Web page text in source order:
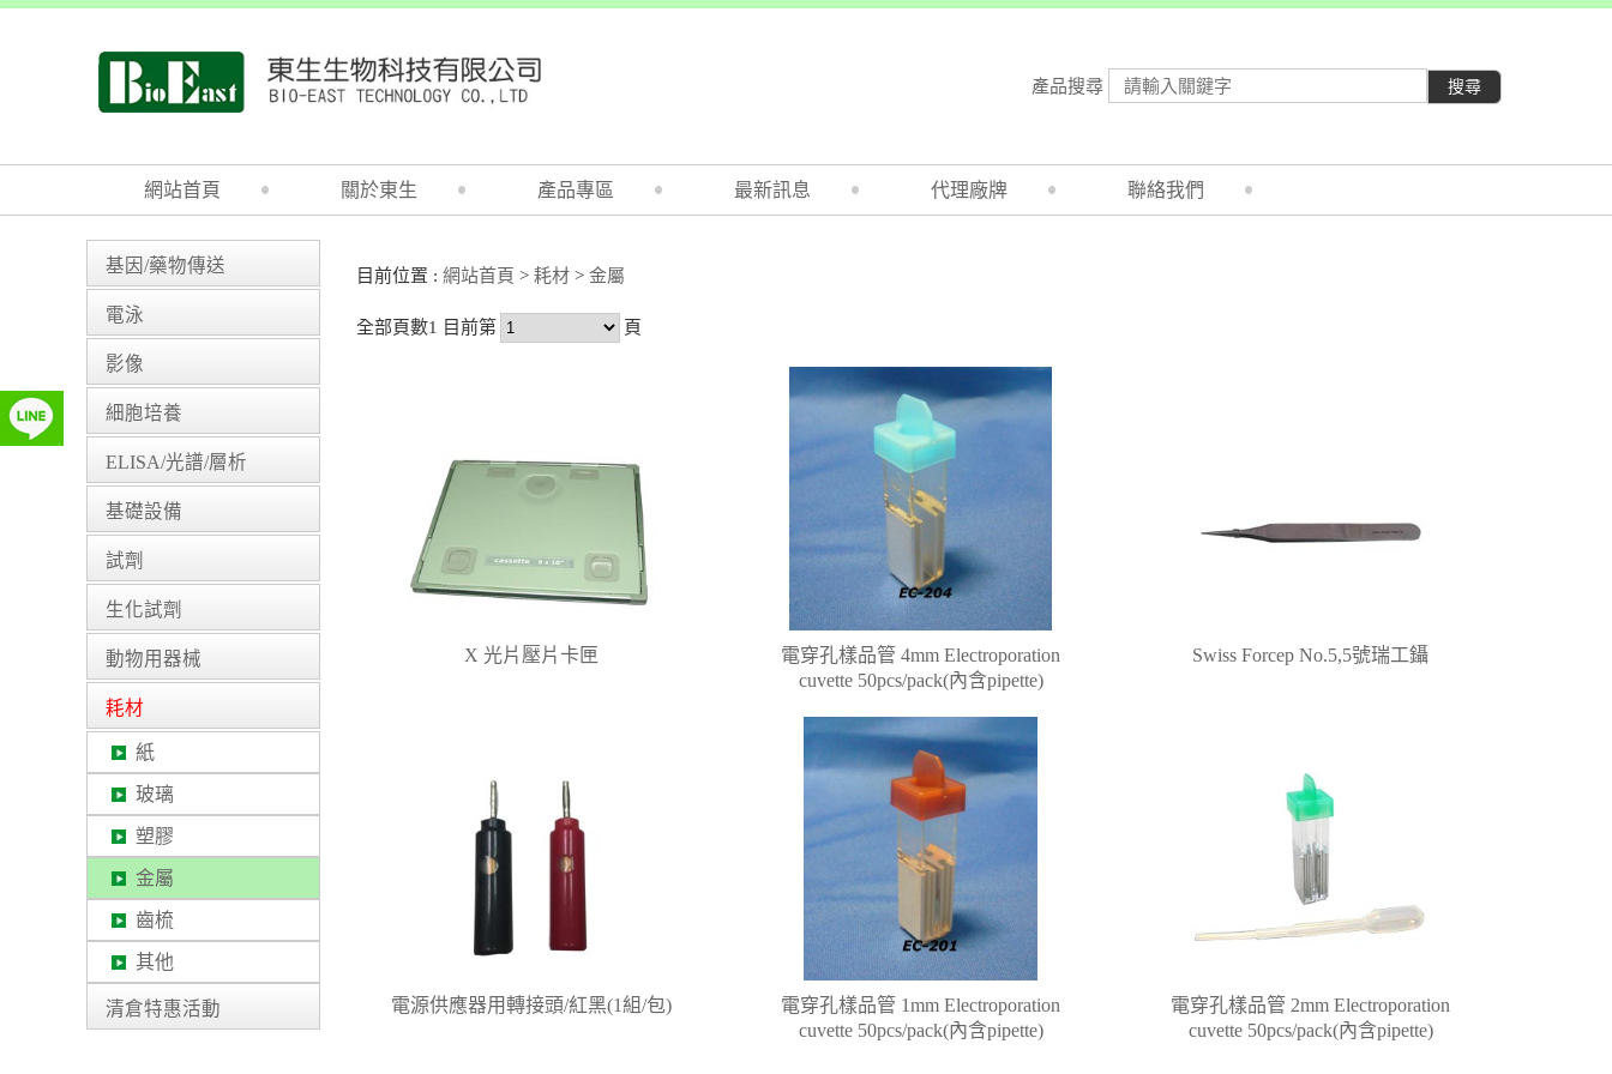
產品搜尋 搜尋
網站首頁 關於東生 產品專區 最新訊息 代理廠牌 聯絡我們
基因/藥物傳送
電泳
影像
細胞培養
ELISA/光譜/層析
基礎設備
試劑
生化試劑
動物用器械
耗材
紙
玻璃
塑膠
金屬
齒梳
其他
清倉特惠活動
目前位置 : 網站首頁 > 耗材 > 金屬
全部頁數1 目前第 頁
X 光片壓片卡匣
電穿孔樣品管 4mm Electroporation
cuvette 50pcs/pack(內含pipette)
Swiss Forcep No.5,5號瑞工鑷
電源供應器用轉接頭/紅黑(1組/包)
電穿孔樣品管 1mm Electroporation
cuvette 50pcs/pack(內含pipette)
電穿孔樣品管 2mm Electroporation
cuvette 50pcs/pack(內含pipette)